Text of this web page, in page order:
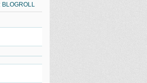
BLOGROLL